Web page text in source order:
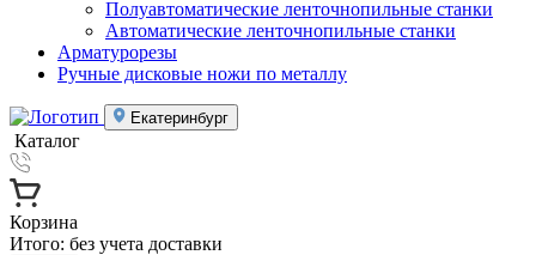
Полуавтоматические ленточнопильные станки
Автоматические ленточнопильные станки
Арматурорезы
Ручные дисковые ножи по металлу
Екатеринбург
Каталог
Корзина
Итого: без учета доставки